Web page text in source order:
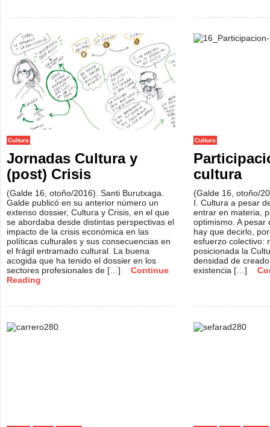
Cultura
Jornadas Cultura y
(post) Crisis
(Galde 16, otoño/2016). Santi Burutxaga.
Galde publicó en su anterior número un
extenso dossier, Cultura y Crisis, en el que
se abordaba desde distintas perspectivas el
impacto de la crisis económica en las
políticas culturales y sus consecuencias en
el frágil entramado cultural. La buena
acogida que ha tenido el dossier en los
sectores profesionales de […]
Continue
Reading
Cultura
cultura
(Galde 16, otoño/
I. Cultura a pesar
entrar en materia,
optimismo. A pesar
hay que decirlo,
esfuerzo colectivo:
posicionada la
densidad de
existencia […]